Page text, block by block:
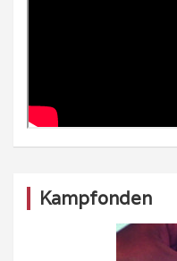
Kampfonden